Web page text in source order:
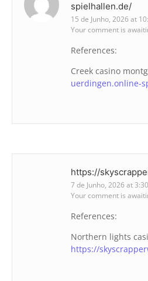
spielhallen.de/
15 de Junho, 2026 at
Your comment is
References:
Creek casino
uerdingen.online-
https://
7 de Junho, 2026 at
Your comment is
References:
Northern lights
https://